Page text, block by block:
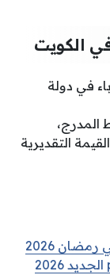
الكويت
في دولة
المدرج،
التقديرية
2026